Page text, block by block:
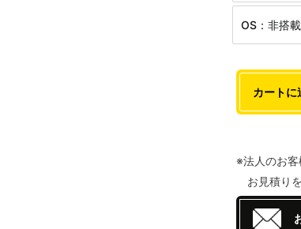
OS：非搭
カートに
※法人のお客
お見積りを